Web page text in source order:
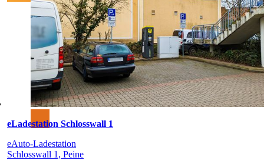
eLadestation Schlosswall 1
eAuto-Ladestation
Schlosswall 1, Peine